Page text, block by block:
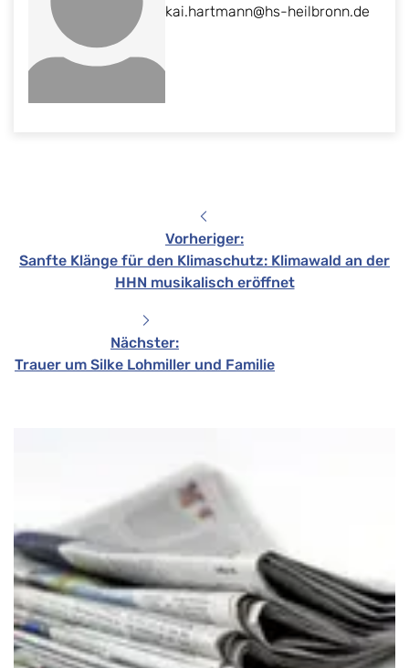
kai.hartmann@hs-heilbronn.de
Vorheriger:
Sanfte Klänge für den Klimaschutz: Klimawald an der
HHN musikalisch eröffnet
Nächster:
Trauer um Silke Lohmiller und Familie